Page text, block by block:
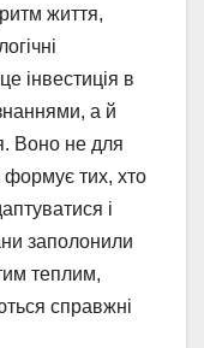
життя,
інвестиція в
а й
Воно не для
формує тих, хто
і
заполонили
теплим,
справжні